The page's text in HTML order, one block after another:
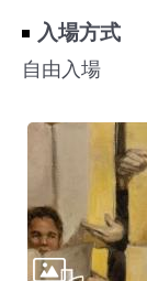
場
館
租
花
博
公
園
入場方式
自由入場